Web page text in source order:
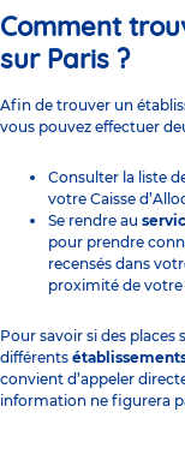
Comment
sur Paris ?
Afin de trouver un
vous pouvez effectuer
Consulter la liste
votre Caisse
Se rendre au
pour prendre
recensés dans
proximité de votre
Pour savoir si des places
différents
convient d’appeler
information ne figurera